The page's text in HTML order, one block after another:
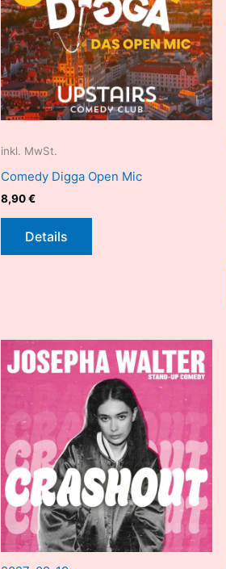
inkl. MwSt.
Comedy Digga Open Mic
8,90€
Details